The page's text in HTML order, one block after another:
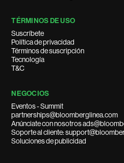
TÉRMINOS DE USO
Suscríbete
Política de privacidad
Términos de suscripción
Tecnología
T&C
NEGOCIOS
Eventos - Summit
partnerships@bloomberglinea.com
Anúnciate con nosotros
Soporte al cliente:
Soluciones de publicidad